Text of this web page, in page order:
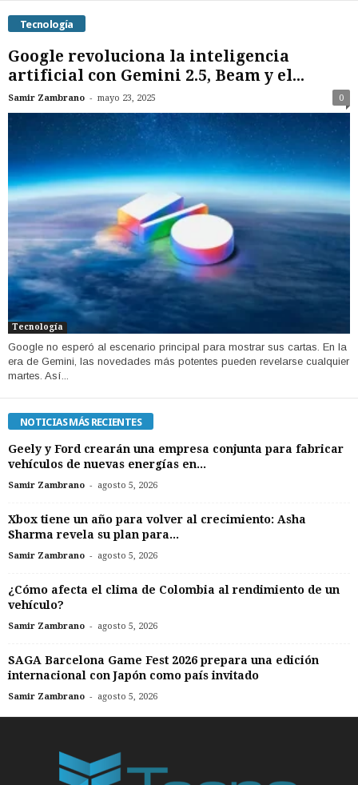
Tecnología
Google revoluciona la inteligencia
artificial con Gemini 2.5, Beam y el...
Samir Zambrano - mayo 23, 2025 0
Tecnología
Google no esperó al escenario principal para mostrar sus cartas. En la
era de Gemini, las novedades más potentes pueden revelarse cualquier
martes. Así...
NOTICIAS MÁS RECIENTES
Geely y Ford crearán una empresa conjunta para fabricar
vehículos de nuevas energías en...
Samir Zambrano - agosto 5, 2026
Xbox tiene un año para volver al crecimiento: Asha
Sharma revela su plan para...
Samir Zambrano - agosto 5, 2026
¿Cómo afecta el clima de Colombia al rendimiento de un
vehículo?
Samir Zambrano - agosto 5, 2026
SAGA Barcelona Game Fest 2026 prepara una edición
internacional con Japón como país invitado
Samir Zambrano - agosto 5, 2026